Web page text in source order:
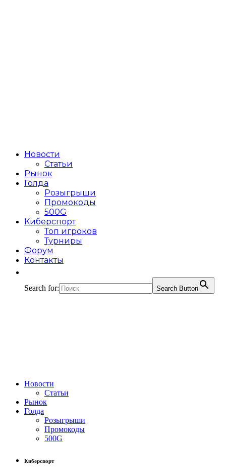
Новости
Статьи
Рынок
Голда
Розыгрыши
Промокоды
500G
Киберспорт
Топ игроков
Турниры
Форум
Контакты
Search for: Search Button
Новости
Статьи
Рынок
Голда
Розыгрыши
Промокоды
500G
Киберспорт